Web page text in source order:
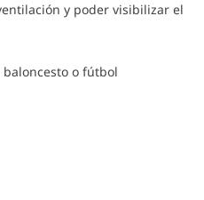
y poder visibilizar el
o fútbol